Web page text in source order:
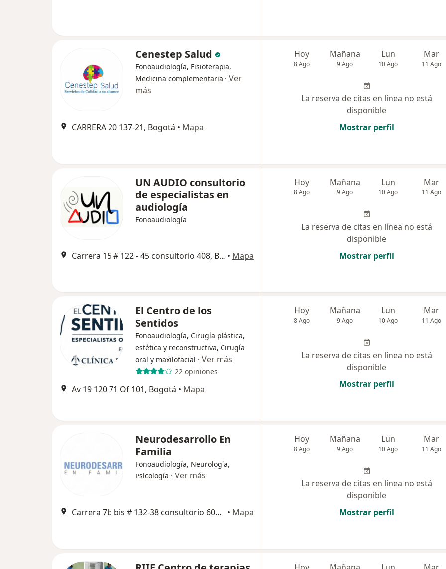
Cenestep Salud
Fonoaudiología, Fisioterapia,
Medicina complementaria · Ver
más
CARRERA 20 137-21, Bogotá • Mapa
Hoy
8 Ago
Mañana
9 Ago
Lun
10 Ago
Mar
11 Ago
La reserva de citas en línea no está
disponible
Mostrar perfil
UN AUDIO consultorio
de especialistas en
audiología
Fonoaudiología
Carrera 15 # 122 - 45 consultorio 408, Bogotá • Mapa
Hoy
8 Ago
Mañana
9 Ago
Lun
10 Ago
Mar
11 Ago
La reserva de citas en línea no está
disponible
Mostrar perfil
El Centro de los
Sentidos
Fonoaudiología, Cirugía plástica,
estética y reconstructiva, Cirugía
oral y maxilofacial · Ver más
22 opiniones
Av 19 120 71 Of 101, Bogotá • Mapa
Hoy
8 Ago
Mañana
9 Ago
Lun
10 Ago
Mar
11 Ago
La reserva de citas en línea no está
disponible
Mostrar perfil
Neurodesarrollo En
Familia
Fonoaudiología, Neurología,
Psicología · Ver más
Carrera 7b bis # 132-38 consultorio 605, 7441827, edificio Forest Medical Center, Bogotá • Mapa
Hoy
8 Ago
Mañana
9 Ago
Lun
10 Ago
Mar
11 Ago
La reserva de citas en línea no está
disponible
Mostrar perfil